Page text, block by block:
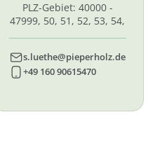
PLZ-Gebiet: 40000 -
47999, 50, 51, 52, 53, 54,
s.luethe@pieperholz.de
+49 160 90615470